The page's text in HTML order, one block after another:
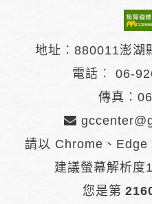
地址︰880011澎湖
電話︰ 06-
傳真
請以 Chrome、
建議螢幕解析度
您是第